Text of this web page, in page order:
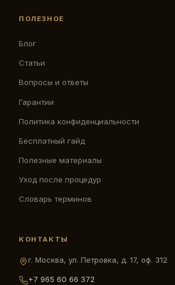
ПОЛЕЗНОЕ
Блог
Статьи
Вопросы и ответы
Гарантии
Политика конфиденциальности
Бесплатный гайд
Полезные материалы
Уход после процедур
Словарь терминов
КОНТАКТЫ
г. Москва, ул. Петровка, д. 17, оф. 312
+7 965 60 66 372